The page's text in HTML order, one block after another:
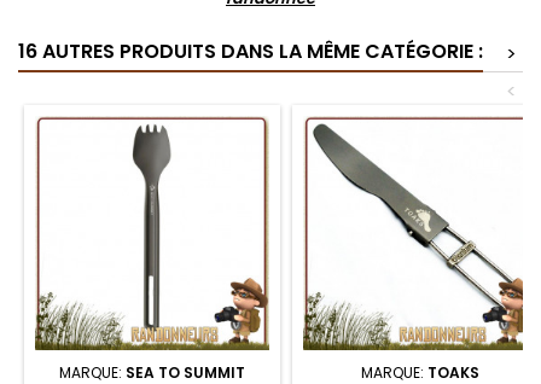
16 AUTRES PRODUITS DANS LA MÊME CATÉGORIE :
>
<
MARQUE: SEA TO SUMMIT MARQUE: TOAKS